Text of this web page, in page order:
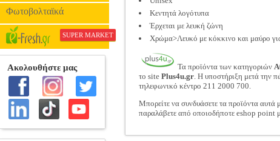
Φωτοβολταϊκά
SUPER MARKET
Κεντητά λογότυπα
Έρχεται με λευκή ζώνη
Χρώμα>Λευκό με κόκκινο και μαύρο
Τα προϊόντα των κατηγοριών
το site Plus4u.gr. Η υποστήριξη μετά την
τηλεφωνικό κέντρο 211 2000 700.
Μπορείτε να συνδυάσετε τα προϊόντα
παραλάβετε από οποιοδήποτε eshop point